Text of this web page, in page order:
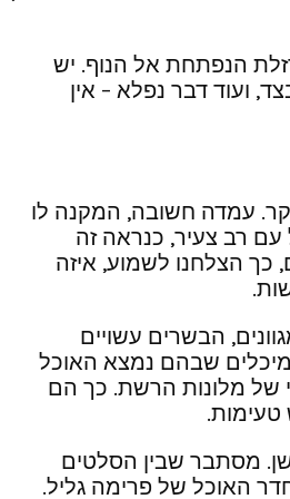
הנפתחת אל הנוף. יש
ועוד דבר נפלא – אין
עמדה חשובה, המקנה לו
רב צעיר, כנראה זה
הצלחנו לשמוע, איזה
הבשרים עשויים
שבהם נמצא האוכל
של מלונות הרשת. כך הם
טעימות.
מסתבר שבין הסלטים
האוכל של פרימה גליל.